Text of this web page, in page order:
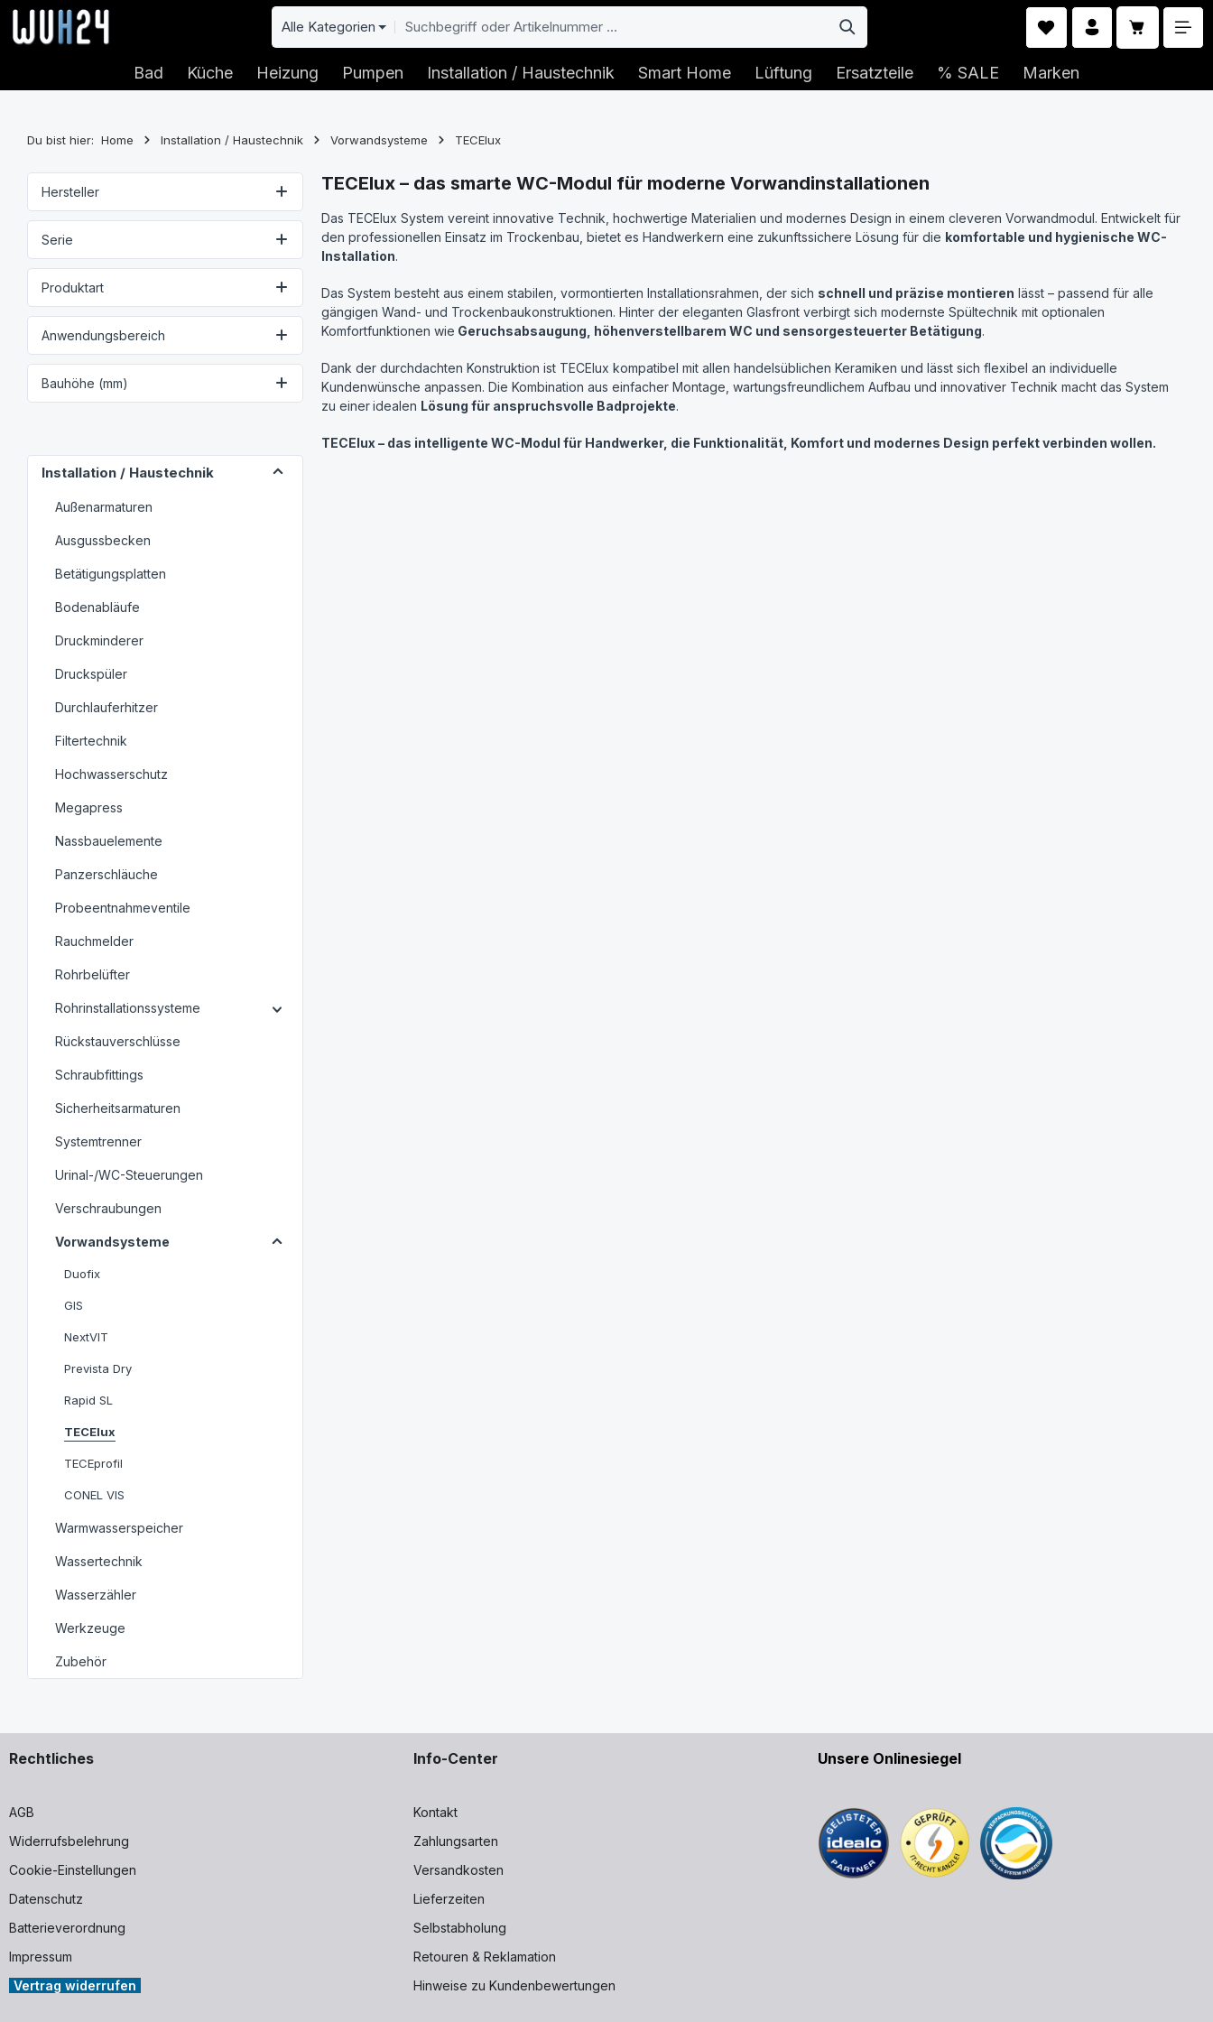
Hauptinhalt springen
Zur Suche springen
Zur Hauptnavigation springen Alle Kategorien
Bad Küche Heizung Pumpen Installation / Haustechnik Smart Home Lüftung Ersatzteile % SALE Marken
Du bist hier: Home Installation / Haustechnik Vorwandsysteme TECElux
Hersteller
Serie
Produktart
Anwendungsbereich
Bauhöhe (mm)
Installation / Haustechnik
Außenarmaturen
Ausgussbecken
Betätigungsplatten
Bodenabläufe
Druckminderer
Druckspüler
Durchlauferhitzer
Filtertechnik
Hochwasserschutz
Megapress
Nassbauelemente
Panzerschläuche
Probeentnahmeventile
Rauchmelder
Rohrbelüfter
Rohrinstallationssysteme
Rückstauverschlüsse
Schraubfittings
Sicherheitsarmaturen
Systemtrenner
Urinal-/WC-Steuerungen
Verschraubungen
Vorwandsysteme
Duofix
GIS
NextVIT
Prevista Dry
Rapid SL
TECElux
TECEprofil
CONEL VIS
Warmwasserspeicher
Wassertechnik
Wasserzähler
Werkzeuge
Zubehör
TECElux – das smarte WC-Modul für moderne Vorwandinstallationen
Das TECElux System vereint innovative Technik, hochwertige Materialien und modernes Design in einem cleveren Vorwandmodul. Entwickelt für
den professionellen Einsatz im Trockenbau, bietet es Handwerkern eine zukunftssichere Lösung für die komfortable und hygienische WC-
Installation.
Das System besteht aus einem stabilen, vormontierten Installationsrahmen, der sich schnell und präzise montieren lässt – passend für alle
gängigen Wand- und Trockenbaukonstruktionen. Hinter der eleganten Glasfront verbirgt sich modernste Spültechnik mit optionalen
Komfortfunktionen wie Geruchsabsaugung, höhenverstellbarem WC und sensorgesteuerter Betätigung.
Dank der durchdachten Konstruktion ist TECElux kompatibel mit allen handelsüblichen Keramiken und lässt sich flexibel an individuelle
Kundenwünsche anpassen. Die Kombination aus einfacher Montage, wartungsfreundlichem Aufbau und innovativer Technik macht das System
zu eineridealen Lösung für anspruchsvolle Badprojekte.
TECElux – das intelligente WC-Modul für Handwerker, die Funktionalität, Komfort und modernes Design perfekt verbinden wollen.
Rechtliches
AGB
Widerrufsbelehrung
Cookie-Einstellungen
Datenschutz
Batterieverordnung
Impressum
Vertrag widerrufen
Info-Center
Kontakt
Zahlungsarten
Versandkosten
Lieferzeiten
Selbstabholung
Retouren & Reklamation
Hinweise zu Kundenbewertungen
Unsere Onlinesiegel